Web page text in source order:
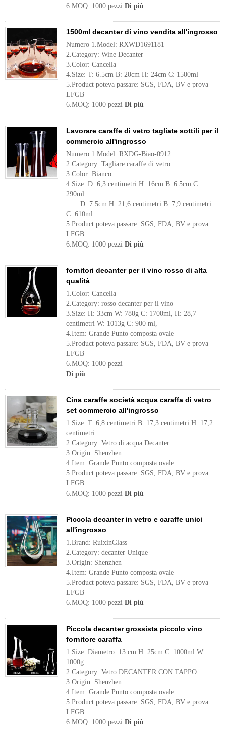
6.MOQ: 1000 pezzi Di più
1500ml decanter di vino vendita all'ingrosso
Numero 1.Model: RXWD1691181
2.Category: Wine Decanter
3.Color: Cancella
4.Size: T: 6.5cm B: 20cm H: 24cm C: 1500ml
5.Product poteva passare: SGS, FDA, BV e prova
LFGB
6.MOQ: 1000 pezzi Di più
Lavorare caraffe di vetro tagliate sottili per il
commercio all'ingrosso
Numero 1.Model: RXDG-Biao-0912
2.Category: Tagliare caraffe di vetro
3.Color: Bianco
4.Size: D: 6,3 centimetri H: 16cm B: 6.5cm C:
290ml
D: 7.5cm H: 21,6 centimetri B: 7,9 centimetri
C: 610ml
5.Product poteva passare: SGS, FDA, BV e prova
LFGB
6.MOQ: 1000 pezzi Di più
fornitori decanter per il vino rosso di alta
qualità
1.Color: Cancella
2.Category: rosso decanter per il vino
3.Size: H: 33cm W: 780g C: 1700ml, H: 28,7
centimetri W: 1013g C: 900 ml,
4.Item: Grande Punto composta ovale
5.Product poteva passare: SGS, FDA, BV e prova
LFGB
6.MOQ: 1000 pezzi
Di più
Cina caraffe società acqua caraffa di vetro
set commercio all'ingrosso
1.Size: T: 6,8 centimetri B: 17,3 centimetri H: 17,2
centimetri
2.Category: Vetro di acqua Decanter
3.Origin: Shenzhen
4.Item: Grande Punto composta ovale
5.Product poteva passare: SGS, FDA, BV e prova
LFGB
6.MOQ: 1000 pezzi Di più
Piccola decanter in vetro e caraffe unici
all'ingrosso
1.Brand: RuixinGlass
2.Category: decanter Unique
3.Origin: Shenzhen
4.Item: Grande Punto composta ovale
5.Product poteva passare: SGS, FDA, BV e prova
LFGB
6.MOQ: 1000 pezzi Di più
Piccola decanter grossista piccolo vino
fornitore caraffa
1.Size: Diametro: 13 cm H: 25cm C: 1000ml W:
1000g
2.Category: Vetro DECANTER CON TAPPO
3.Origin: Shenzhen
4.Item: Grande Punto composta ovale
5.Product poteva passare: SGS, FDA, BV e prova
LFGB
6.MOQ: 1000 pezzi Di più